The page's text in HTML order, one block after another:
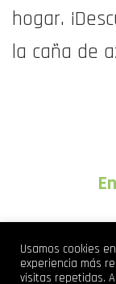
hogar.
la caña de
Usamos cookies
experiencia más
visitas repetidas.